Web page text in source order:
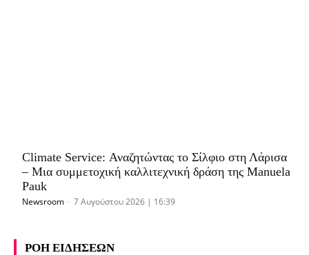
Climate Service: Αναζητώντας το Σίλφιο στη Λάρισα
– Μια συμμετοχική καλλιτεχνική δράση της Manuela
Pauk
Newsroom - 7 Αυγούστου 2026 | 16:39
ΡΟΗ ΕΙΔΗΣΕΩΝ